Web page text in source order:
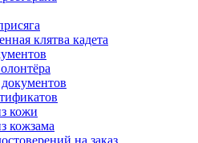
клятва кадета
кожи
кожзама
на заказ